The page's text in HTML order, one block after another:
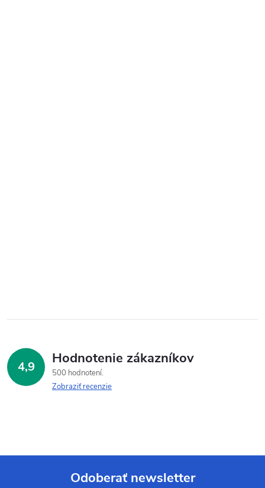
4,9 Hodnotenie zákazníkov
500 hodnotení
Zobraziť recenzie
Odoberať newsletter